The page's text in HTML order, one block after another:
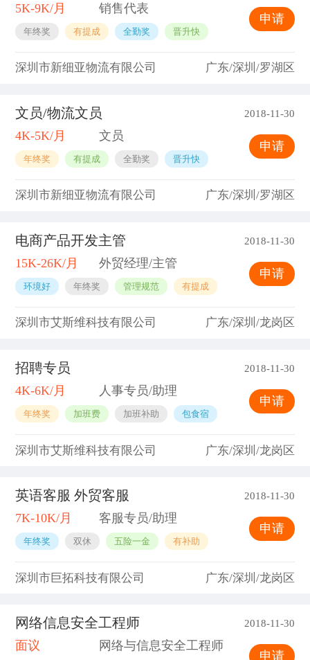
5K-9K/月 销售代表
年终奖 有提成 全勤奖 晋升快
申请
深圳市新细亚物流有限公司 广东/深圳/罗湖区
文员/物流文员 2018-11-30
4K-5K/月 文员
年终奖 有提成 全勤奖 晋升快
申请
深圳市新细亚物流有限公司 广东/深圳/罗湖区
电商产品开发主管 2018-11-30
15K-26K/月 外贸经理/主管
环境好 年终奖 管理规范 有提成
申请
深圳市艾斯维科技有限公司 广东/深圳/龙岗区
招聘专员 2018-11-30
4K-6K/月 人事专员/助理
年终奖 加班费 加班补助 包食宿
申请
深圳市艾斯维科技有限公司 广东/深圳/龙岗区
英语客服 外贸客服 2018-11-30
7K-10K/月 客服专员/助理
年终奖 双休 五险一金 有补助
申请
深圳市巨拓科技有限公司 广东/深圳/龙岗区
网络信息安全工程师 2018-11-30
面议 网络与信息安全工程师
申请